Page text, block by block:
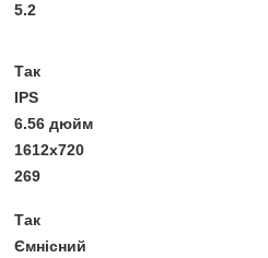
5.2
Так
IPS
6.56 дюйм
1612х720
269
Так
Ємнісний